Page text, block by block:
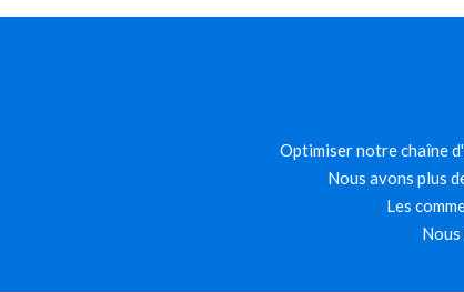
Optimiser notre chaîne
Nous avons plus
Les